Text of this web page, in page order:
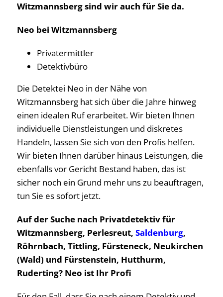
Witzmannsberg sind wir auch für Sie da.
Neo bei Witzmannsberg
Privatermittler
Detektivbüro
Die Detektei Neo in der Nähe von
Witzmannsberg hat sich über die Jahre hinweg
einen idealen Ruf erarbeitet. Wir bieten Ihnen
individuelle Dienstleistungen und diskretes
Handeln, lassen Sie sich von den Profis helfen.
Wir bieten Ihnen darüber hinaus Leistungen, die
ebenfalls vor Gericht Bestand haben, das ist
sicher noch ein Grund mehr uns zu beauftragen,
tun Sie es sofort jetzt.
Auf der Suche nach Privatdetektiv für
Witzmannsberg, Perlesreut, Saldenburg,
Röhrnbach, Tittling, Fürsteneck, Neukirchen
(Wald) und Fürstenstein, Hutthurm,
Ruderting? Neo ist Ihr Profi